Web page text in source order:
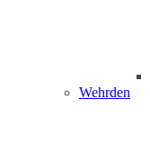
Wehrden